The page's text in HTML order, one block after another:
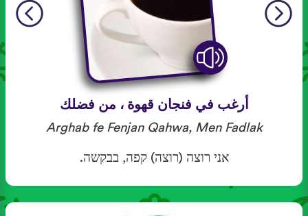
أرغب في فنجان قهوة ، من فضلك
Arghab fe Fenjan Qahwa, Men Fadlak
אני רוצה (רוצה) קפה, בבקשה.